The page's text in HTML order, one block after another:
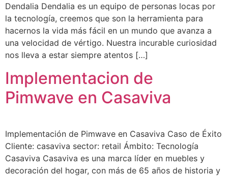
Dendalia Dendalia es un equipo de personas locas por
la tecnología, creemos que son la herramienta para
hacernos la vida más fácil en un mundo que avanza a
una velocidad de vértigo. Nuestra incurable curiosidad
nos lleva a estar siempre atentos […]
Implementacion de
Pimwave en Casaviva
Implementación de Pimwave en Casaviva Caso de Éxito
Cliente: casaviva sector: retail Ámbito: Tecnología
Casaviva Casaviva es una marca líder en muebles y
decoración del hogar, con más de 65 años de historia y